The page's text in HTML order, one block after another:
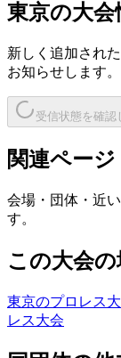
東京の大会
新しく追加され
お知らせします。
受信状態を確認
関連ページ
会場・団体・近
す。
この大会
東京のプロレス
レス大会